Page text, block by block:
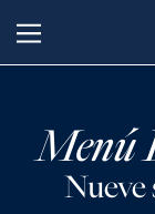
Menú
Nueve